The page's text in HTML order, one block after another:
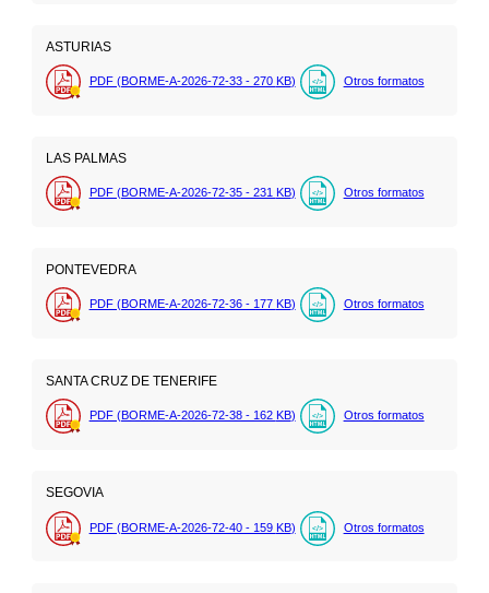
ASTURIAS
PDF (BORME-A-2026-72-33 - 270 KB) Otros formatos
LAS PALMAS
PDF (BORME-A-2026-72-35 - 231 KB) Otros formatos
PONTEVEDRA
PDF (BORME-A-2026-72-36 - 177 KB) Otros formatos
SANTA CRUZ DE TENERIFE
PDF (BORME-A-2026-72-38 - 162 KB) Otros formatos
SEGOVIA
PDF (BORME-A-2026-72-40 - 159 KB) Otros formatos